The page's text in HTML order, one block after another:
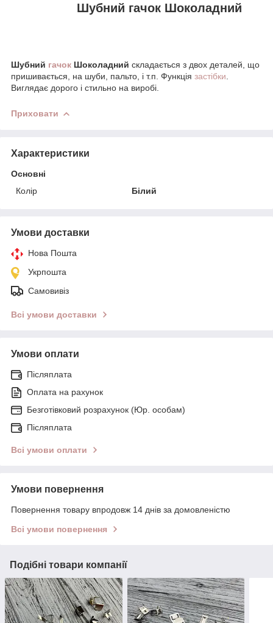
Шубний гачок Шоколадний
Шубний гачок Шоколадний складається з двох деталей, що
пришивається, на шуби, пальто, і т.п. Функція застібки
Виглядає дорого і стильно на виробі.
Приховати
Характеристики
Основні
Колір
Білий
Умови доставки
Нова Пошта
Укрпошта
Самовивіз
Всі умови доставки
Умови оплати
Післяплата
Оплата на рахунок
Безготівковий розрахунок (Юр. особам)
Післяплата
Всі умови оплати
Умови повернення
Повернення товару впродовж 14 днів за домовленістю
Всі умови повернення
Подібні товари компанії